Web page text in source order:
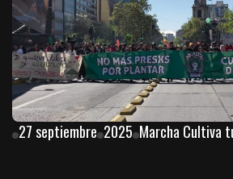
27 septiembre 2025 Marcha Cultiva